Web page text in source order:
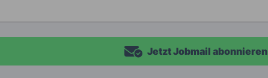
Jetzt Jobmail abonnieren